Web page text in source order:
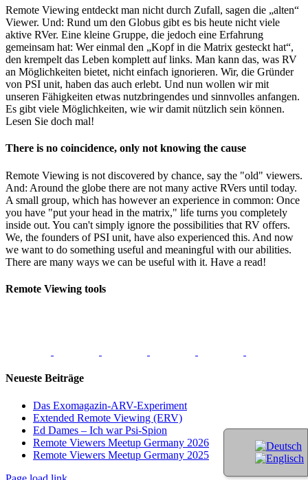
Bar
Area
Remote Viewing entdeckt man nicht durch Zufall, sagen die „alten“
Viewer. Und: Rund um den Globus gibt es bis heute nicht viele
aktive RVer. Eine kleine Gruppe, die jedoch eine Erfahrung
gemeinsam hat: Wer einmal den „Kopf in die Matrix gesteckt hat“,
den krempelt das Leben komplett auf links. Man kann das, was RV
an Möglichkeiten bietet, nicht einfach ignorieren. Wir, die Gründer
von PSI unit, haben das auch erlebt. Und nun wollen wir mit
unseren Fähigkeiten etwas nutzbringendes und sinnvolles anfangen.
Es gibt viele Möglichkeiten, wie wir damit nützlich sein können.
Lesen Sie doch mal!
There is no coincidence, only not knowing the cause
Remote Viewing is not discovered by chance, say the "old" viewers.
And: Around the globe there are not many active RVers until today.
A small group, which has however an experience in common: Once
you have "put your head in the matrix," life turns you completely
inside out. You can't simply ignore the possibilities that RV offers.
We, the founders of PSI unit, have also experienced this. And now
we want to do something useful and meaningful with our abilities.
There are many ways we can be useful with it. Have a read!
Remote Viewing tools
Neueste Beiträge
Das Exomagazin-ARV-Experiment
Extended Remote Viewing (ERV)
Ed Dames – Ich war Psi-Spion
Remote Viewers Meetup Germany 2026
Remote Viewers Meetup Germany 2025